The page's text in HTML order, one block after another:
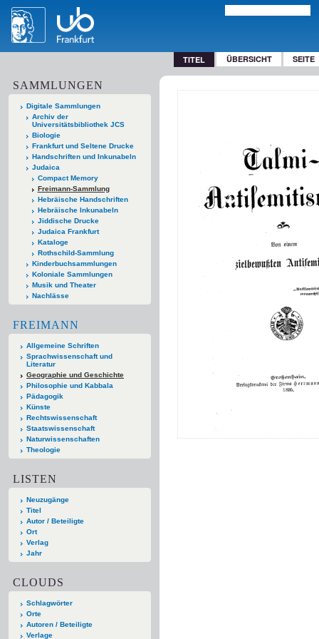
TITEL ÜBERSICHT SEITE
SAMMLUNGEN
Digitale Sammlungen
Archiv der
Universitätsbibliothek JCS
Biologie
Frankfurt und Seltene Drucke
Handschriften und Inkunabeln
Judaica
Compact Memory
Freimann-Sammlung
Hebräische Handschriften
Hebräische Inkunabeln
Jiddische Drucke
Judaica Frankfurt
Kataloge
Rothschild-Sammlung
Kinderbuchsammlungen
Koloniale Sammlungen
Musik und Theater
Nachlässe
FREIMANN
Allgemeine Schriften
Sprachwissenschaft und
Literatur
Geographie und Geschichte
Philosophie und Kabbala
Pädagogik
Künste
Rechtswissenschaft
Staatswissenschaft
Naturwissenschaften
Theologie
LISTEN
Neuzugänge
Titel
Autor / Beteiligte
Ort
Verlag
Jahr
CLOUDS
Schlagwörter
Orte
Autoren / Beteiligte
Verlage